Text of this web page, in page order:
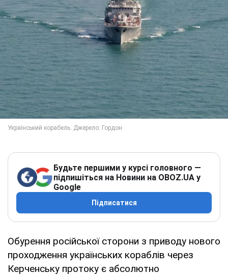
Будьте першими у курсі головного —
підпишіться на Новини на OBOZ.UA у
Google
Підписатися
Обурення російської сторони з приводу нового
проходження українських кораблів через
Керченську протоку є абсолютно